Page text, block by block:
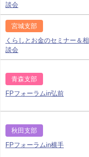
談会
宮城支部
くらしとお金のセミナー＆相
談会
青森支部
FPフォーラムin弘前
秋田支部
FPフォーラムin横手